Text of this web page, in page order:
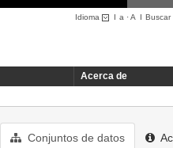
Idioma I a ·A I Buscar
Acerca de
Conjuntos de datos